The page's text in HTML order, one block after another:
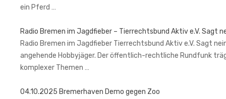
ein Pferd …
Radio Bremen im Jagdfieber – Tierrechtsbund Aktiv e.V. Sagt
Radio Bremen im Jagdfieber Tierrechtsbund Aktiv e.V. Sagt
angehende Hobbyjäger. Der öffentlich-rechtliche Rundfunk
komplexer Themen …
04.10.2025 Bremerhaven Demo gegen Zoo